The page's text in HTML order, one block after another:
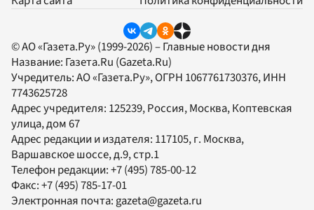
© АО «Газета.Ру» (1999-2026) – Главные новости дня
Название: Газета.Ru (Gazeta.Ru)
Учредитель:АО «Газета.Ру», ОГРН 1067761730376, ИНН
7743625728
Адрес учредителя: 125239, Россия, Москва, Коптевская
улица, дом 67
Адрес редакции и издателя: 117105, г. Москва,
Варшавское шоссе, д.9, стр.1
Телефон редакции:+7 (495) 785-00-12
Факс:+7 (495) 785-17-01
Электронная почта:gazeta@gazeta.ru